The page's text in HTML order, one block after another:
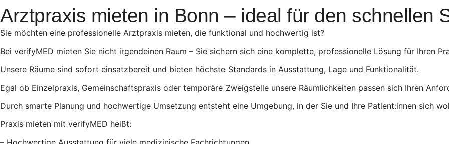
Arztpraxis mieten in Bonn – ideal für den schnellen
Sie möchten eine professionelle Arztpraxis mieten, die funktional und hochwertig ist?
Bei verifyMED mieten Sie nicht irgendeinen Raum – Sie sichern sich eine komplette, professionelle Lösung für Ihren
Unsere Räume sind sofort einsatzbereit und bieten höchste Standards in Ausstattung, Lage und Funktionalität.
Egal ob Einzelpraxis, Gemeinschaftspraxis oder temporäre Zweigstelle unsere Räumlichkeiten passen sich Ihren
Durch smarte Planung und hochwertige Umsetzung entsteht eine Umgebung, in der Sie und Ihre Patient:innen sich
Praxis mieten mit verifyMED heißt: